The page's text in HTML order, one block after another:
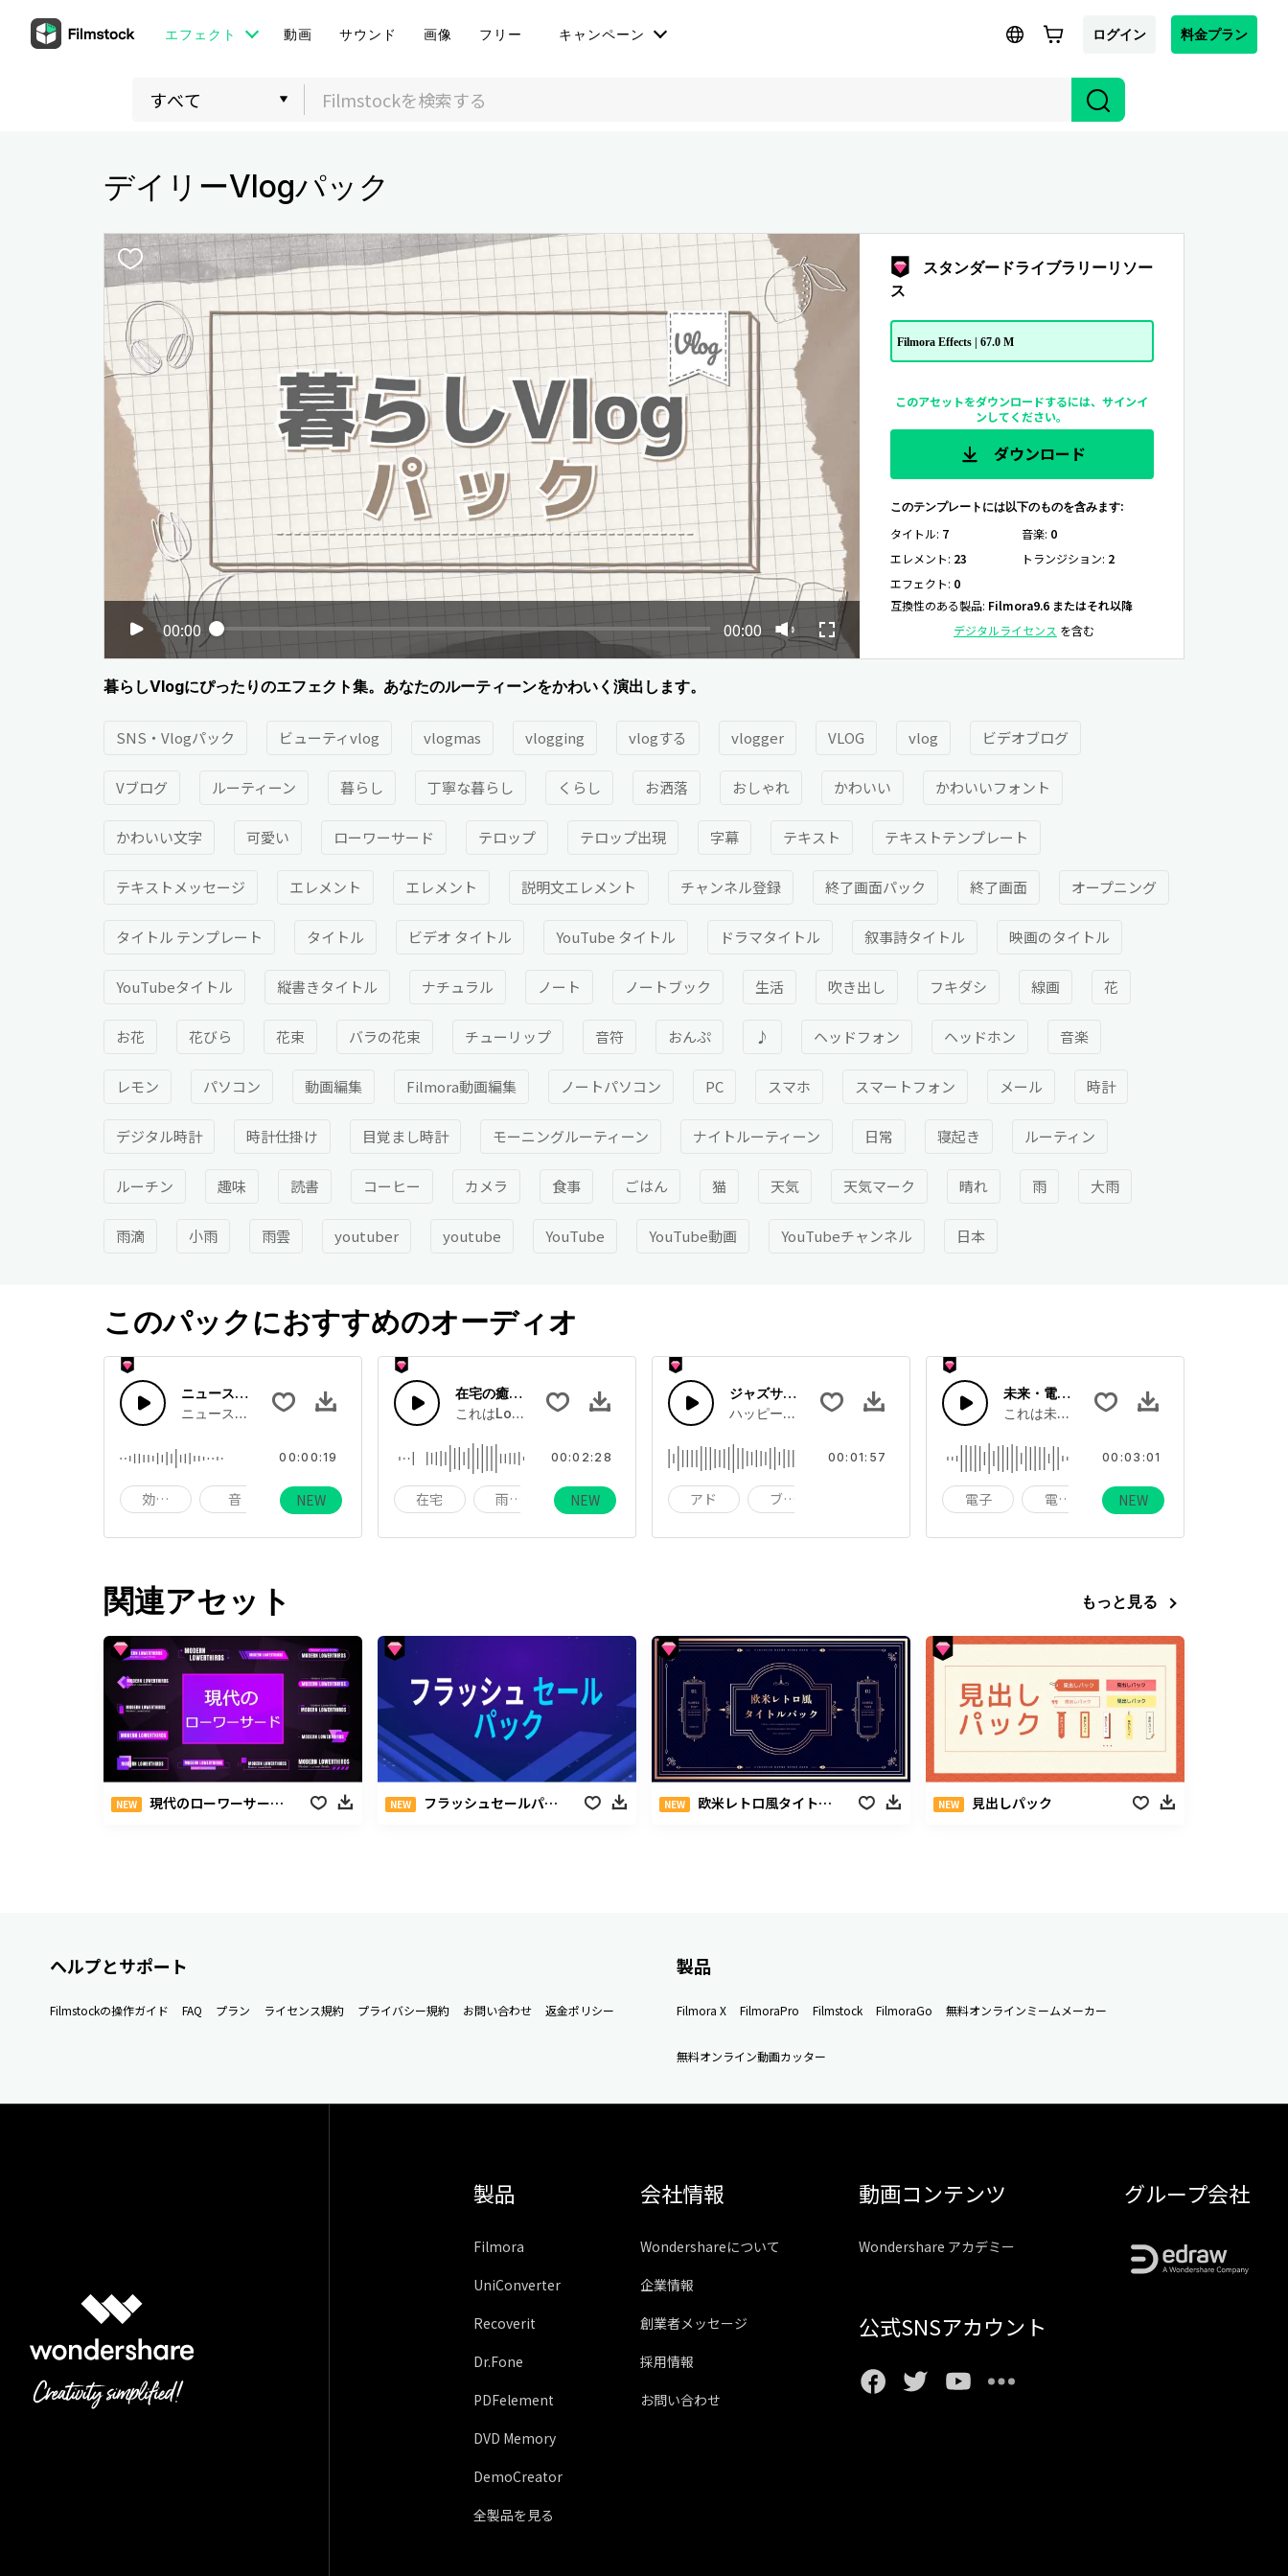
エフェクト 動画 サウンド 画像 フリー キャンペーン ログイン 料金プラン
デイリーVlogパック
00:00 00:00
スタンダードライブラリーリソー
ス
Filmora Effects | 67.0 M
このアセットをダウンロードするには、サインイ
ンしてください。
ダウンロード
このテンプレートには以下のものを含みます:
タイトル: 7 音楽: 0
エレメント: 23 トランジション: 2
エフェクト: 0
互換性のある製品: Filmora9.6 またはそれ以降
デジタルライセンス を含む
暮らしVlogにぴったりのエフェクト集。あなたのルーティーンをかわいく演出します。
SNS・Vlogパック ビューティvlog vlogmas vlogging vlogする vlogger VLOG vlog ビデオブログ
Vブログ ルーティーン 暮らし 丁寧な暮らし くらし お洒落 おしゃれ かわいい かわいいフォント
かわいい文字 可愛い ローワーサード テロップ テロップ出現 字幕 テキスト テキストテンプレート
テキストメッセージ エレメント エレメント 説明文エレメント チャンネル登録 終了画面パック 終了画面 オープニング
タイトル テンプレート タイトル ビデオ タイトル YouTube タイトル ドラマタイトル 叙事詩タイトル 映画のタイトル
YouTubeタイトル 縦書きタイトル ナチュラル ノート ノートブック 生活 吹き出し フキダシ 線画 花
お花 花びら 花束 バラの花束 チューリップ 音符 おんぷ ♪ ヘッドフォン ヘッドホン 音楽
レモン パソコン 動画編集 Filmora動画編集 ノートパソコン PC スマホ スマートフォン メール 時計
デジタル時計 時計仕掛け 目覚まし時計 モーニングルーティーン ナイトルーティーン 日常 寝起き ルーティン
ルーチン 趣味 読書 コーヒー カメラ 食事 ごはん 猫 天気 天気マーク 晴れ 雨 大雨
雨滴 小雨 雨雲 youtuber youtube YouTube YouTube動画 YouTubeチャンネル 日本
このパックにおすすめのオーディオ
ニュース速報ジングル２
ニュースのオープニング、エンディングで使えそうなジングルです。
効果音 音 サウンド
00:00:19
NEW
在宅の癒される雨音
これはLofiについての音楽です-在宅雨の癒される音。
在宅 雨が降る 小雨
00:02:28
NEW
ジャズサニーデイ
ハッピージャズギターとベース,ライトジャズドラム
アド ブライト
00:01:57
未来・電子・Lo-Fi
これは未来・電子・Lo-Fiについての曲です。
電子 電子音 電子音源
00:03:01
NEW
関連アセット もっと見る
NEW 現代のローワーサードパック NEW フラッシュセールパック NEW 欧米レトロ風タイトルパック NEW 見出しパック
ヘルプとサポート
Filmstockの操作ガイド FAQ プラン ライセンス規約 プライバシー規約 お問い合わせ 返金ポリシー
製品
Filmora X FilmoraPro Filmstock FilmoraGo 無料オンラインミームメーカー
無料オンライン動画カッター
製品
Filmora
UniConverter
Recoverit
Dr.Fone
PDFelement
DVD Memory
DemoCreator
全製品を見る
会社情報
Wondershareについて
企業情報
創業者メッセージ
採用情報
お問い合わせ
動画コンテンツ
Wondershare アカデミー
公式SNSアカウント
グループ会社